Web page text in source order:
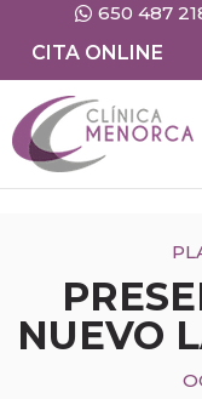
650 487
CITA ONLINE
NUEVO